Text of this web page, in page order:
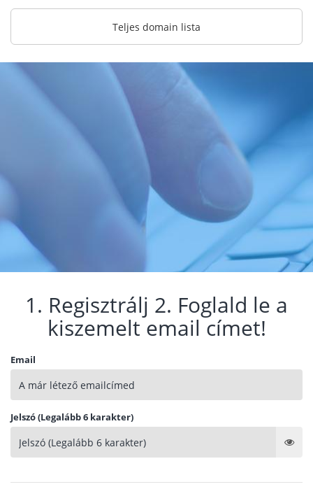
Teljes domain lista
1. Regisztrálj 2. Foglald le a
kiszemelt email címet!
Email
Jelszó (Legalább 6 karakter)